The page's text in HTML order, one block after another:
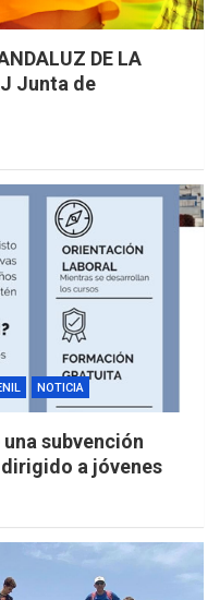
DE LA
Junta de
NOTICIA
subvención
a jóvenes